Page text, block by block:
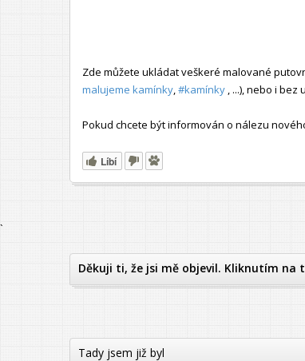
Zde můžete ukládat veškeré malované
malujeme kamínky #kamínky , ...), nebo i
Pokud chcete být informován o nálezu
Líbí
`
Děkuji ti, že jsi mě objevil. Kliknutím na
Tady jsem již byl